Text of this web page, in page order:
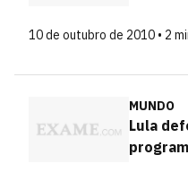
10 de outubro de 2010 • 2
MUNDO
Lula